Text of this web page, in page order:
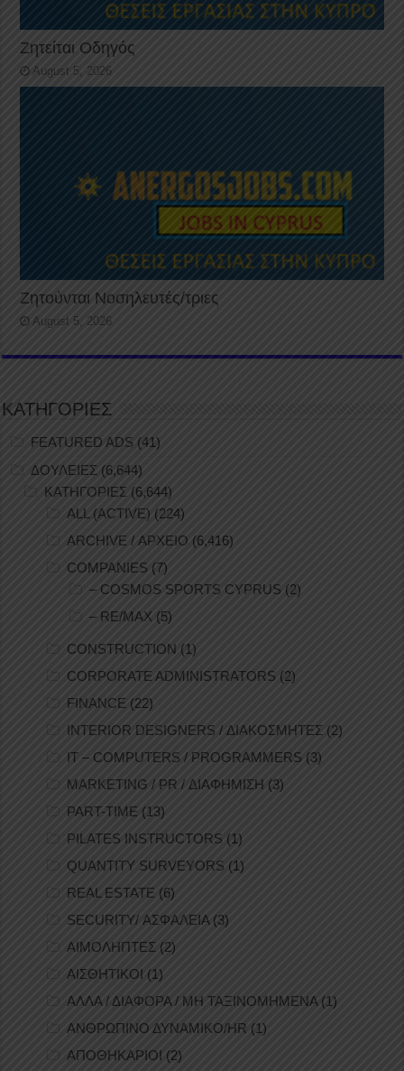
Ζητείται Οδηγός
August 5, 2026
Ζητούνται Νοσηλευτές/τριες
August 5, 2026
ΚΑΤΗΓΟΡΙΕΣ
FEATURED ADS (41)
ΔΟΥΛΕΙΕΣ (6,644)
ΚΑΤΗΓΟΡΙΕΣ (6,644)
ALL (ACTIVE) (224)
ARCHIVE / ΑΡΧΕΙΟ (6,416)
COMPANIES (7)
– COSMOS SPORTS CYPRUS (2)
– RE/MAX (5)
CONSTRUCTION (1)
CORPORATE ADMINISTRATORS (2)
FINANCE (22)
INTERIOR DESIGNERS / ΔΙΑΚΟΣΜΗΤΕΣ (2)
IT – COMPUTERS / PROGRAMMERS (3)
MARKETING / PR / ΔΙΑΦΗΜΙΣΗ (3)
PART-TIME (13)
PILATES INSTRUCTORS (1)
QUANTITY SURVEYORS (1)
REAL ESTATE (6)
SECURITY/ ΑΣΦΑΛΕΙΑ(3)
ΑΙΜΟΛΗΠΤΕΣ (2)
ΑΙΣΘΗΤΙΚΟΙ (1)
ΑΛΛΑ / ΔΙΑΦΟΡΑ / ΜΗ ΤΑΞΙΝΟΜΗΜΕΝΑ(1)
ΑΝΘΡΩΠΙΝΟ ΔΥΝΑΜΙΚΟ/HR (1)
ΑΠΟΘΗΚΑΡΙΟΙ (2)